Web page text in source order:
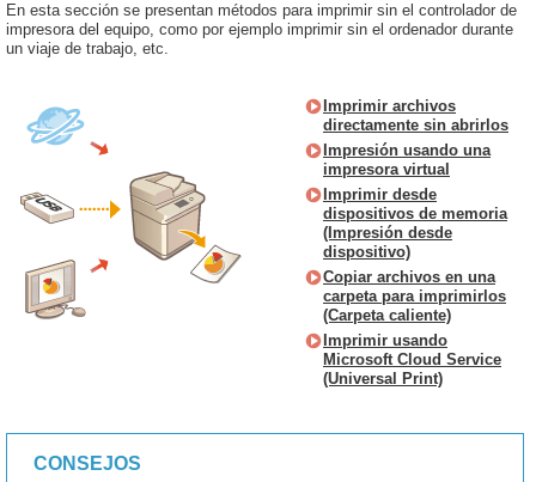
En esta sección se presentan métodos para imprimir sin el controlador de
impresora del equipo, como por ejemplo imprimir sin el ordenador durante
un viaje de trabajo, etc.
Imprimir archivos
directamente sin abrirlos
Impresión usando una
impresora virtual
Imprimir desde
dispositivos de memoria
(Impresión desde
dispositivo)
Copiar archivos en una
carpeta para imprimirlos
(Carpeta caliente)
Imprimir usando
Microsoft Cloud Service
(Universal Print)
CONSEJOS